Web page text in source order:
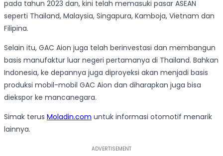
pada tahun 2023 dan, kini telah memasuki pasar ASEAN
seperti Thailand, Malaysia, Singapura, Kamboja, Vietnam dan
Filipina.
Selain itu, GAC Aion juga telah berinvestasi dan membangun
basis manufaktur luar negeri pertamanya di Thailand. Bahkan
Indonesia, ke depannya juga diproyeksi akan menjadi basis
produksi mobil-mobil GAC Aion dan diharapkan juga bisa
diekspor ke mancanegara.
Simak terus Moladin.com untuk informasi otomotif menarik
lainnya.